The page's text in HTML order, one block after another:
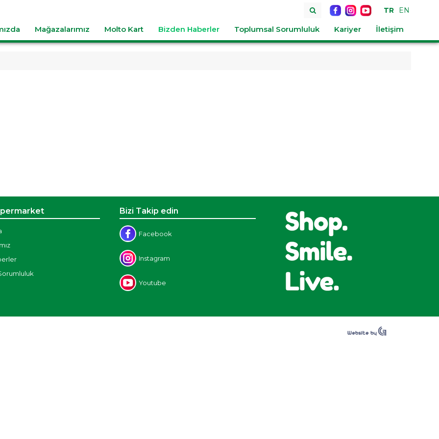
TR EN
Mağazalarımız Molto Kart Bizden Haberler Toplumsal Sorumluluk Kariyer İletişim
Bizi Takip edin
Facebook
Instagram
Youtube